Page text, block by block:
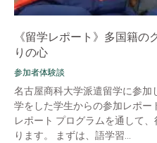
《留学レポート》多国籍
りの心
参加者体験談
名古屋商科大学派遣留学に参加
学をした学生からの参加レポー
レポート プログラムを通して
ります。 まずは、語学習...